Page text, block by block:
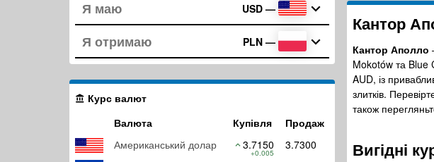
USD —
PLN —
Курс валют
Валюта
Купівля
Продаж
Американський долар
3.7150
+0.005
3.7300
Кантор
Кантор Аполло
Mokotów та Blue
AUD, із
злитків.
також
Вигідні